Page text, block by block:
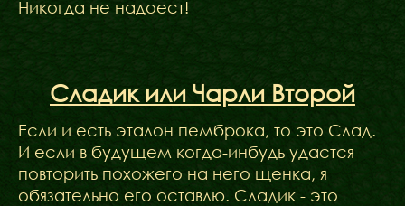
Никогда не надоест!
Сладик или Чарли Второй
Если и есть эталон пемброка, то это Слад.
И если в будущем когда-инбудь удастся
повторить похожего на него щенка, я
обязательно его оставлю. Сладик - это